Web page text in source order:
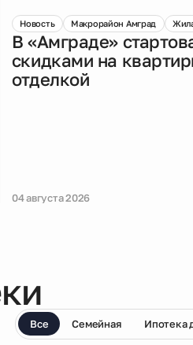
Новость Макрорайон Амград
В «Амграде»
скидками на
отделкой
04 августа 2026
Все Семейная Ипотека